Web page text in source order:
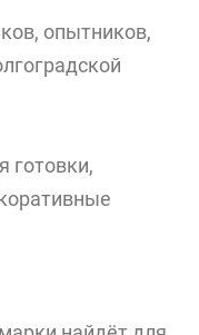
опытников,
готовки,